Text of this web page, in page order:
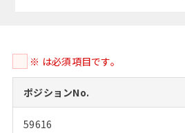
MBAの転職事例
MBAからのFAQ
MBA留学生数の推移
よくある面接Q&A集
外資系／面接攻略のコツ
転職成功への4つの鍵
キャリアに効く一冊
キャリアフォーラム
プロ経営者の特別セミナー
採用情報
パブリシティ
※ は必須項目です。
ポジションNo.
59616